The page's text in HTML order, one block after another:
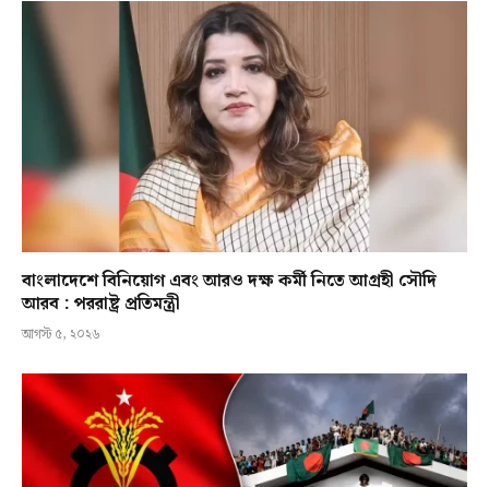
বাংলাদেশে বিনিয়োগ এবং আরও দক্ষ কর্মী নিতে আগ্রহী সৌদি
আরব : পররাষ্ট্র প্রতিমন্ত্রী
আগস্ট ৫, ২০২৬